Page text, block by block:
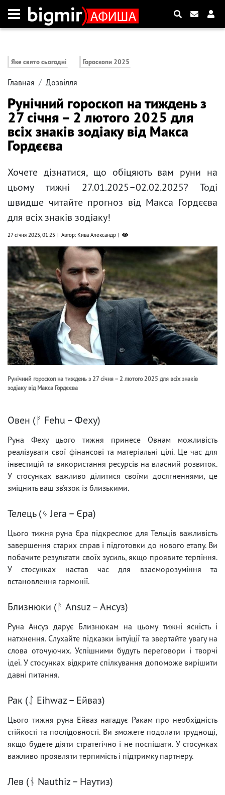
Яке свято сьогодні Гороскопи 2025
Главная Дозвілля
Рунічний гороскоп на тиждень з
27 січня – 2 лютого 2025 для
всіх знаків зодіаку від Макса
Гордєєва
Хочете дізнатися, що обіцяють вам руни на
цьому тижні 27.01.2025–02.02.2025? Тоді
швидше читайте прогноз від Макса Гордєєва
для всіх знаків зодіаку!
27 січня 2025, 01:25 Автор: Кива Александр
Рунічний гороскоп на тиждень з 27 січня – 2 лютого 2025 для всіх знаків
зодіаку від Макса Гордєєва
Овен (ᚠ Fehu – Феху)
Руна Феху цього тижня принесе Овнам можливість
реалізувати свої фінансові та матеріальні цілі. Це час для
інвестицій та використання ресурсів на власний розвиток.
У стосунках важливо ділитися своїми досягненнями, це
зміцнить ваш зв’язок із близькими.
Телець (ᛃ Jera – Єра)
Цього тижня руна Єра підкреслює для Тельців важливість
завершення старих справ і підготовки до нового етапу. Ви
побачите результати своїх зусиль, якщо проявите терпіння.
У стосунках настав час для взаєморозуміння та
встановлення гармонії.
Близнюки (ᚨ Ansuz – Ансуз)
Руна Ансуз дарує Близнюкам на цьому тижні ясність і
натхнення. Слухайте підказки інтуїції та звертайте увагу на
слова оточуючих. Успішними будуть переговори і творчі
ідеї. У стосунках відкрите спілкування допоможе вирішити
давні питання.
Рак (ᛇ Eihwaz – Ейваз)
Цього тижня руна Ейваз нагадує Ракам про необхідність
стійкості та послідовності. Ви зможете подолати труднощі,
якщо будете діяти стратегічно і не поспішати. У стосунках
важливо проявляти терпимість і підтримку партнеру.
Лев (ᚾ Nauthiz – Наутиз)